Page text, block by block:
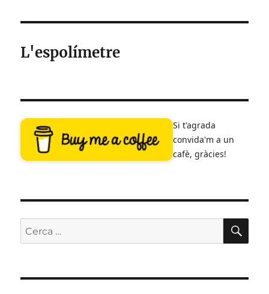
L'espolímetre
Si t'agrada
convida'm a un
cafè, gràcies!
Cerca: